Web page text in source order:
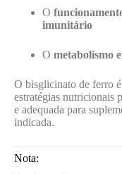
O
imunitário
O metabolismo
O bisglicinato de ferro
estratégias nutricionais
e adequada para
indicada.
Nota: